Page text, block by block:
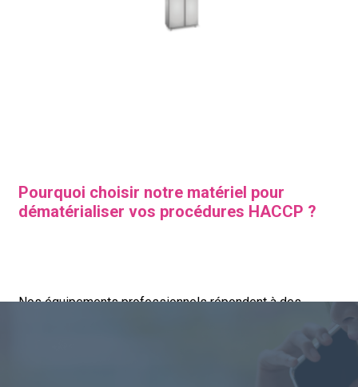
Pourquoi choisir notre matériel pour
dématérialiser vos procédures HACCP ?
Nos équipements professionnels répondent à des